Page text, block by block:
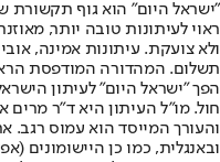
"ישראל היום" הוא גוף תקשורת
ראוי לעיתונות טובה יותר,
ולא צועקת. עיתונות אמינה,
הפך "ישראל היום" לעיתון
חול. מו"ל העיתון היא ד"ר מרים
והעורך המייסד הוא עמוס רגב.